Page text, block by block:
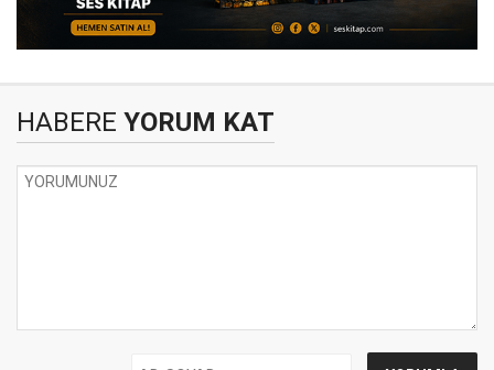
HABERE YORUM KAT